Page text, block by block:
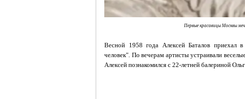
Первые красавицы Москвы
Весной 1958 года Алексей Баталов приехал
человек". По вечерам артисты устраивали
Алексей познакомился с 22-летней балериной